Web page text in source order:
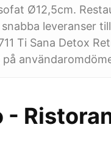
Ø12,5cm.
leveranser
Ti Sana Detox
-